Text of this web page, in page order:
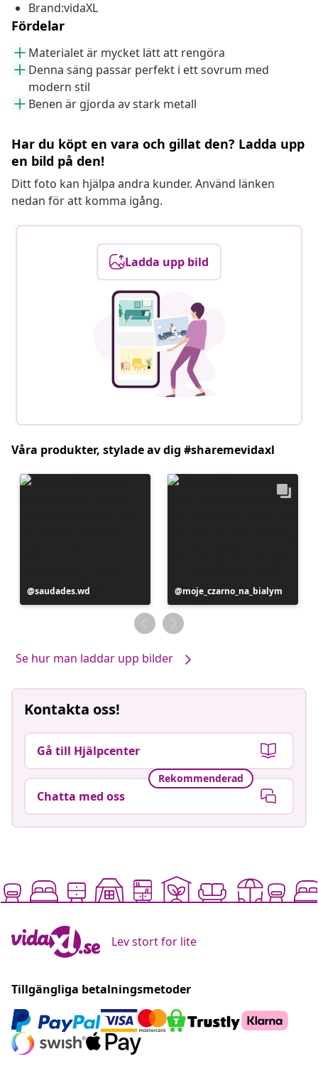
Brand:vidaXL
Fördelar
Materialet är mycket lätt att rengöra
Denna säng passar perfekt i ett sovrum med
modern stil
Benen är gjorda av stark metall
Har du köpt en vara och gillat den? Ladda upp
en bild på den!
Ditt foto kan hjälpa andra kunder. Använd länken
nedan för att komma igång.
Ladda upp bild
Våra produkter, stylade av dig #sharemevidaxl
Inlägg
publicerat
saudades.wd
Inlägg
publicerat
av
moje_czarno_na_bialym
Se hur man laddar upp bilder
Kontakta oss!
Gå till Hjälpcenter
Rekommenderad
Chatta med oss
Lev stort for lite
Tillgängliga betalningsmetoder